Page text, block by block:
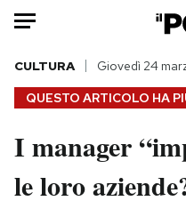
HOME
Italia
Politica
QUESTO ARTICOLO HA
CULTURA Giovedì 24
I manager
le loro